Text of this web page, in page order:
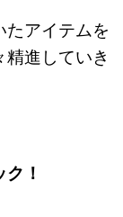
アイテムを
進していき
！